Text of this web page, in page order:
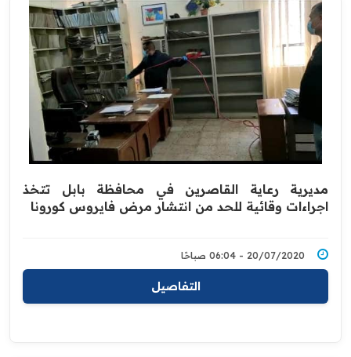
مديرية رعاية القاصرين في محافظة بابل تتخذ
اجراءات وقائية للحد من ‏انتشار ‏مرض فايروس كورونا
20/07/2020 - 06:04 صباحًا
التفاصيل